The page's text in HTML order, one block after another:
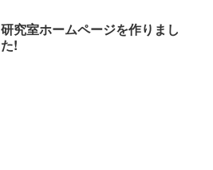
研究室ホームページを作りまし
た!